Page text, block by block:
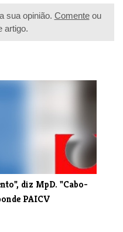
sua opinião. Comenteou
artigo.
diz MpD. "Cabo-
PAICV